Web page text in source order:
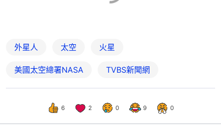
外星人 太空 火星
美國太空總署NASA TVBS新聞網
6 2 0 9 0